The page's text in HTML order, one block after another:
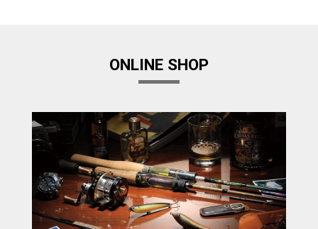
ONLINE SHOP